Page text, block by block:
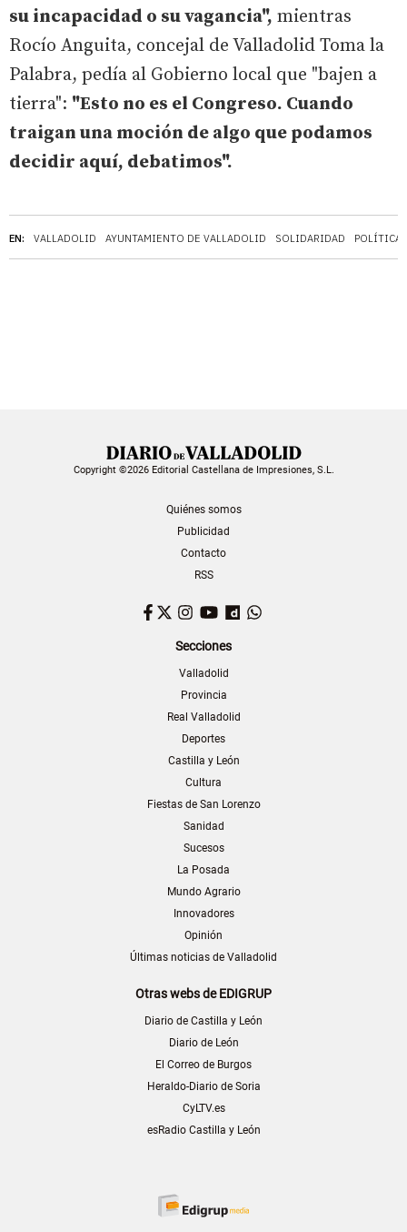
EN: VALLADOLID AYUNTAMIENTO DE VALLADOLID SOLIDARIDAD POLÍTICA
su incapacidad o su vagancia", mientras
Rocío Anguita, concejal de Valladolid Toma la
Palabra, pedía al Gobierno local que "bajen a
tierra": "Esto no es el Congreso. Cuando
traigan una moción de algo que podamos
decidir aquí, debatimos".
Copyright ©2026 Editorial Castellana de Impresiones, S.L.
Quiénes somos
Publicidad
Contacto
RSS
Facebook
TwitterInstagram
YouTubeDailymotion
Secciones
Valladolid
Provincia
Real Valladolid
Deportes
Castilla y León
Cultura
Fiestas de San Lorenzo
Sanidad
Sucesos
La Posada
Mundo Agrario
Innovadores
Opinión
Últimas noticias de Valladolid
Otras webs de EDIGRUP
Diario de Castilla y León
Diario de León
El Correo de Burgos
Heraldo-Diario de Soria
CyLTV.es
esRadio Castilla y León